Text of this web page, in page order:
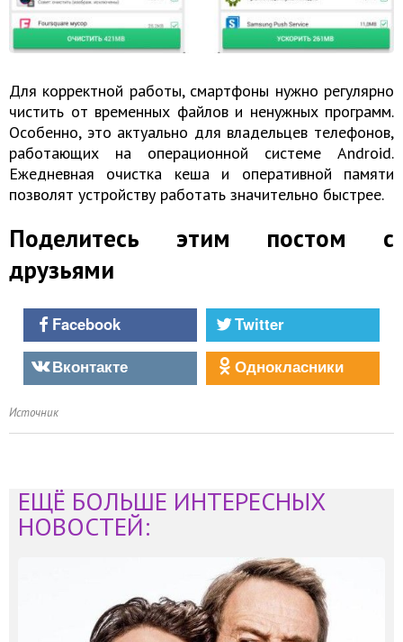
Для корректной работы, смартфоны нужно регулярно
чистить от временных файлов и ненужных программ.
Особенно, это актуально для владельцев телефонов,
работающих на операционной системе Android.
Ежедневная очистка кеша и оперативной памяти
позволят устройству работать значительно быстрее.
Поделитесь этим постом с
друзьями
Facebook
Twitter
Вконтакте
Однокласники
Источник
ЕЩЁ БОЛЬШЕ ИНТЕРЕСНЫХ
НОВОСТЕЙ: